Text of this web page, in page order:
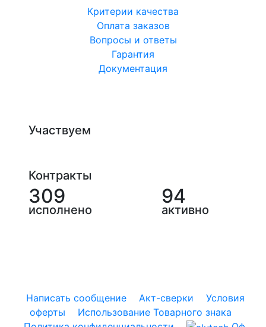
Критерии качества
Оплата заказов
Вопросы и ответы
Гарантия
Документация
Участвуем
Контракты
309
исполнено
94
активно
Написать сообщение Акт-сверки
Условия
оферты
Использование Товарного знака